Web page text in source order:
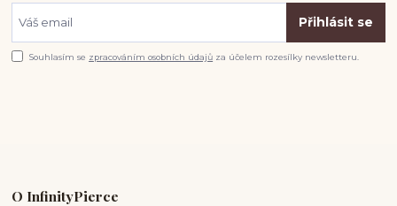
Přihlásit se
Souhlasím se zpracováním osobních údajů za účelem rozesílky newsletteru.
O InfinityPierce